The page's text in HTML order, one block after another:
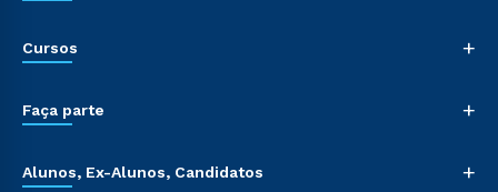
Cursos +
Faça parte +
Alunos, Ex-Alunos, Candidatos +